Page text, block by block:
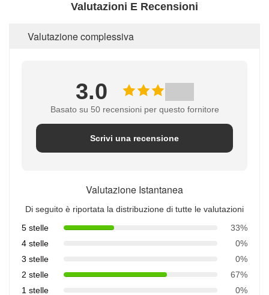
Valutazioni E Recensioni
Valutazione complessiva
3.0
Basato su 50 recensioni per questo fornitore
Scrivi una recensione
Valutazione Istantanea
Di seguito è riportata la distribuzione di tutte le valutazioni
5 stelle
33%
4 stelle
0%
3 stelle
0%
2 stelle
67%
1 stelle
0%